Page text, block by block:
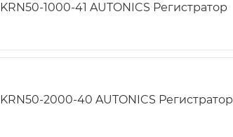
KRN50-1000-41 AUTONICS Регистратор
KRN50-2000-40 AUTONICS Регистратор